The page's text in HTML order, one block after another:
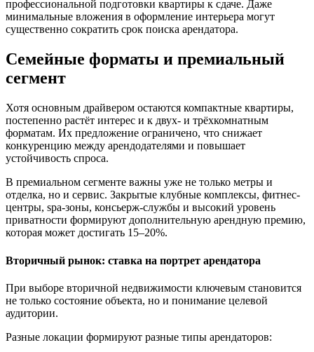
профессиональной подготовки квартиры к сдаче. Даже
минимальные вложения в оформление интерьера могут
существенно сократить срок поиска арендатора.
Семейные форматы и премиальный
сегмент
Хотя основным драйвером остаются компактные квартиры,
постепенно растёт интерес и к двух- и трёхкомнатным
форматам. Их предложение ограничено, что снижает
конкуренцию между арендодателями и повышает
устойчивость спроса.
В премиальном сегменте важны уже не только метры и
отделка, но и сервис. Закрытые клубные комплексы, фитнес-
центры, spa-зоны, консьерж-службы и высокий уровень
приватности формируют дополнительную арендную премию,
которая может достигать 15–20%.
Вторичный рынок: ставка на портрет арендатора
При выборе вторичной недвижимости ключевым становится
не только состояние объекта, но и понимание целевой
аудитории.
Разные локации формируют разные типы арендаторов: